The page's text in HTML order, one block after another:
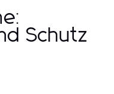
Schutz